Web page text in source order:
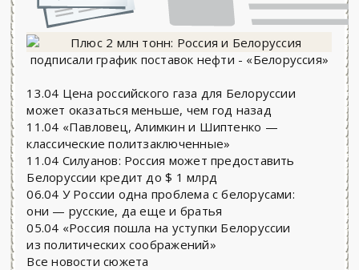
13.04 Цена российского газа для Белоруссии
может оказаться меньше, чем год назад
11.04 «Павловец, Алимкин и Шиптенко —
классические политзаключенные»
11.04 Силуанов: Россия может предоставить
Белоруссии кредит до $ 1 млрд
06.04 У России одна проблема с белорусами:
они — русские, да еще и братья
05.04 «Россия пошла на уступки Белоруссии
из политических соображений»
Все новости сюжета